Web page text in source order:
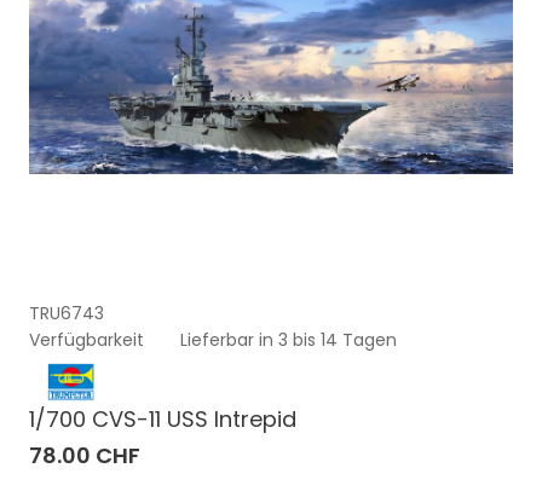
TRU6743
Verfügbarkeit
Lieferbar in 3 bis 14 Tagen
1/700 CVS-11 USS Intrepid
78.00 CHF